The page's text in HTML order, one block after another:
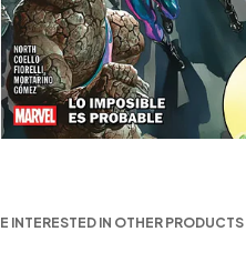
INTERESTED IN OTHER